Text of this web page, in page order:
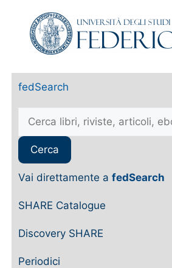
fedSearch
Vai direttamente a fedSearch
SHARE Catalogue
Discovery SHARE
Periodici